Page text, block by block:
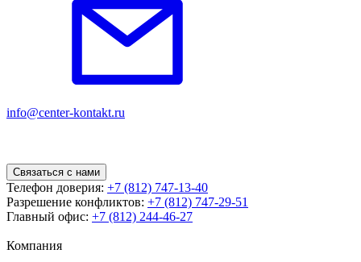
info@center-kontakt.ru
Связаться с нами
Телефон доверия: +7 (812) 747-13-40
Разрешение конфликтов: +7 (812) 747-29-51
Главный офис: +7 (812) 244-46-27
Компания